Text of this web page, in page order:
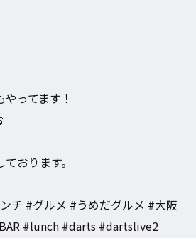
ってます！
おります。
チ #グルメ #うめだグルメ #大阪
#lunch #darts #dartslive2